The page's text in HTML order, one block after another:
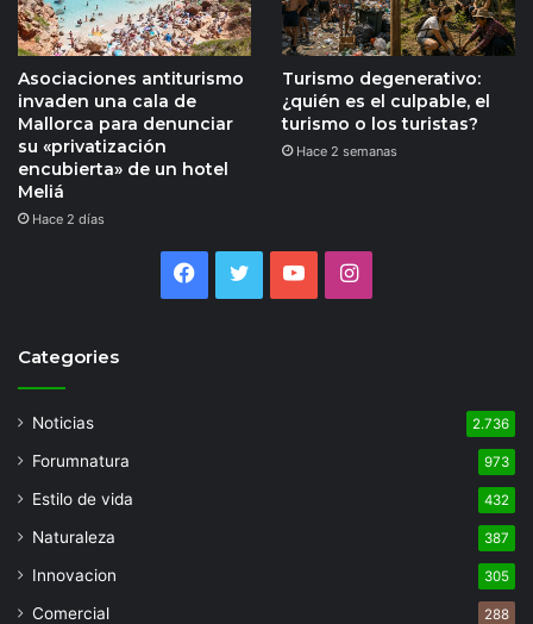
Asociaciones antiturismo
invaden una cala de
Mallorca para denunciar
su «privatización
encubierta» de un hotel
Meliá
Hace 2 días
Turismo degenerativo:
¿quién es el culpable, el
turismo o los turistas?
Hace 2 semanas
Facebook
TwitterYouTubeInstagram
Categories
Noticias 2.736
Forumnatura 973
Estilo de vida 432
Naturaleza 387
Innovacion 305
Comercial 288